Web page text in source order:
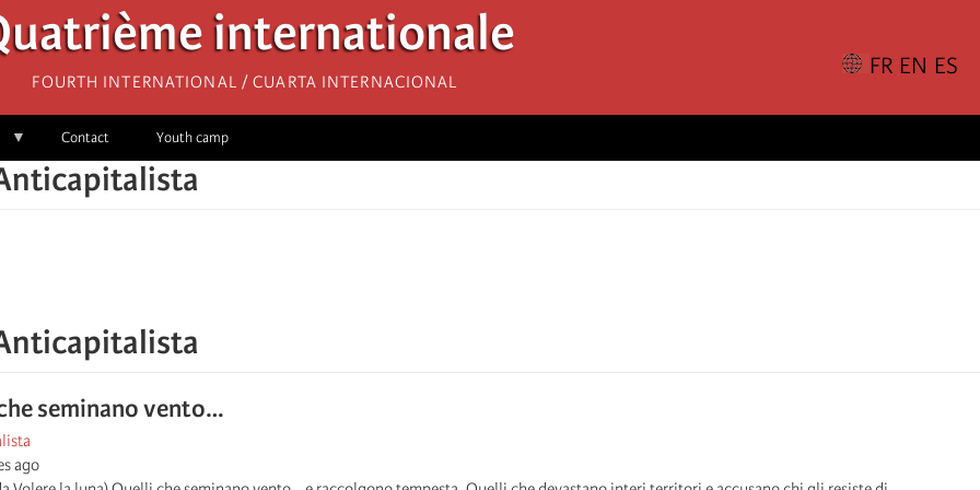
internationale
Fourth International / Cuarta Internacional
Contact Youth camp
seminano vento…
ago